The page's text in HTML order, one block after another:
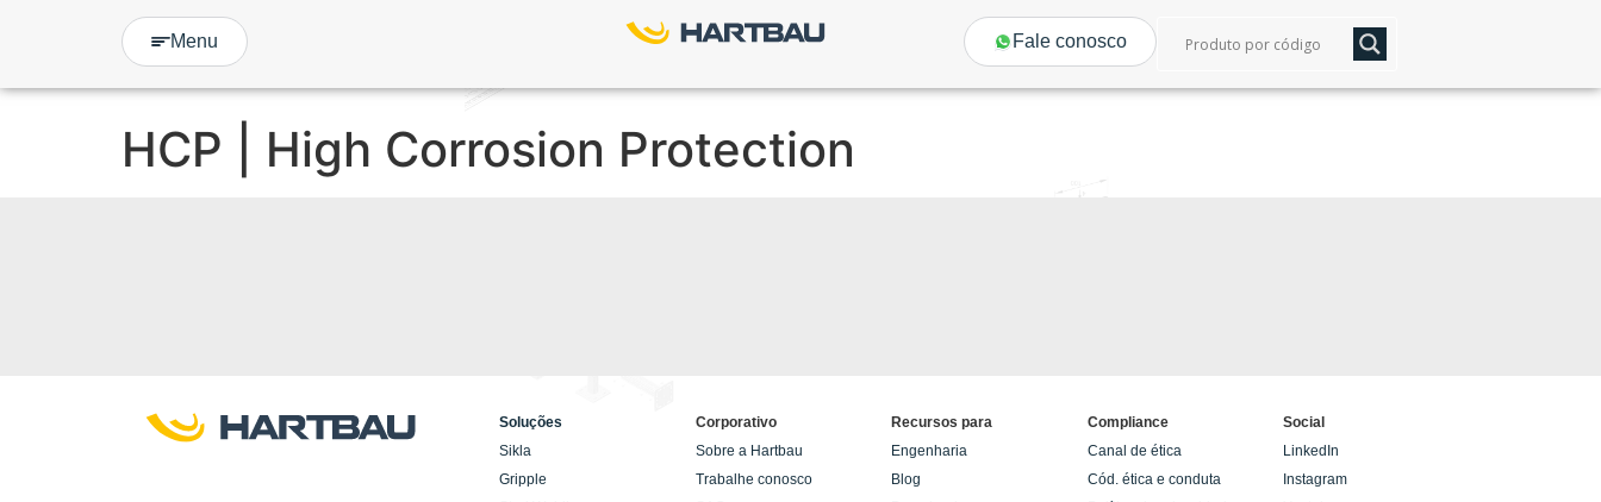
Menu Fale conosco
HCP | High Corrosion Protection
Soluções
Sikla
Gripple
Corporativo
Sobre a Hartbau
Trabalhe conosco
Recursos para
Engenharia
Blog
Compliance
Canal de ética
Cód. ética e conduta
Social
LinkedIn
Instagram